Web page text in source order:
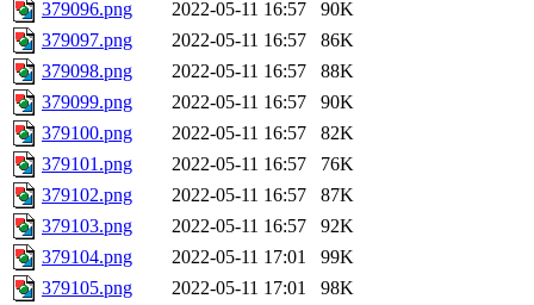
379096.png
2022-05-11 16:57
90K
379097.png
2022-05-11 16:57
86K
379098.png
2022-05-11 16:57
88K
379099.png
2022-05-11 16:57
90K
379100.png
2022-05-11 16:57
82K
379101.png
2022-05-11 16:57
76K
379102.png
2022-05-11 16:57
87K
379103.png
2022-05-11 16:57
92K
379104.png
2022-05-11 17:01
99K
379105.png
2022-05-11 17:01
98K